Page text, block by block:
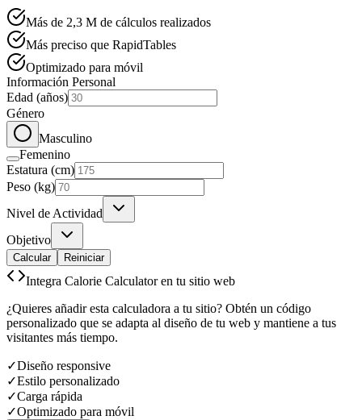
Más de 2,3 M de cálculos realizados
Más preciso que RapidTables
Optimizado para móvil
Información Personal
Edad (años)
Género
Masculino
Femenino
Estatura (cm)
Peso (kg)
Nivel de Actividad
Objetivo
Calcular Reiniciar
Integra Calorie Calculator en tu sitio web
¿Quieres añadir esta calculadora a tu sitio? Obtén un código
personalizado que se adapta al diseño de tu web y mantiene a tus
visitantes más tiempo.
✓Diseño responsive
✓Estilo personalizado
✓Carga rápida
✓Optimizado para móvil